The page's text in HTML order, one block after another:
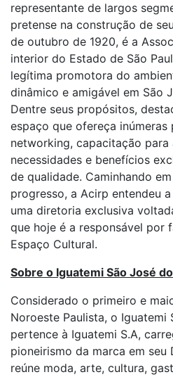
representante de largos
pretense na construção de
de outubro de 1920, é a
interior do Estado de São
legítima promotora do
dinâmico e amigável em São
Dentre seus propósitos,
espaço que ofereça inúmeras
networking, capacitação para
necessidades e benefícios
de qualidade. Caminhando
progresso, a Acirp entendeu
uma diretoria exclusiva
que hoje é a responsável por
Espaço Cultural.
Sobre o Iguatemi São José
Considerado o primeiro e
Noroeste Paulista, o Iguatemi
pertence à Iguatemi S.A,
pioneirismo da marca em seu
reúne moda, arte, cultura,